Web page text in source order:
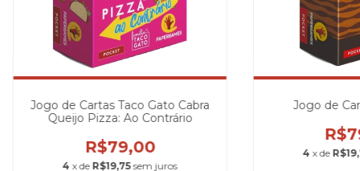
Jogo de Cartas Taco Gato Cabra
Queijo Pizza: Ao Contrário
R$79,00
4 x de R$19,75 sem juros
Jogo de
4 x de